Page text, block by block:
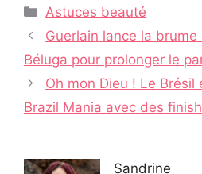
Catégories
Astuces beauté
Navigation
des
articles
Guerlain lance la brume
Béluga pour prolonger le
Oh mon Dieu ! Le Brésil
Brazil Mania avec des
Sandrine